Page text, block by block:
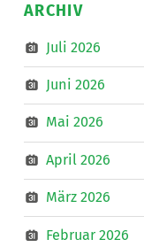
ARCHIV
Juli 2026
Juni 2026
Mai 2026
April 2026
März 2026
Februar 2026